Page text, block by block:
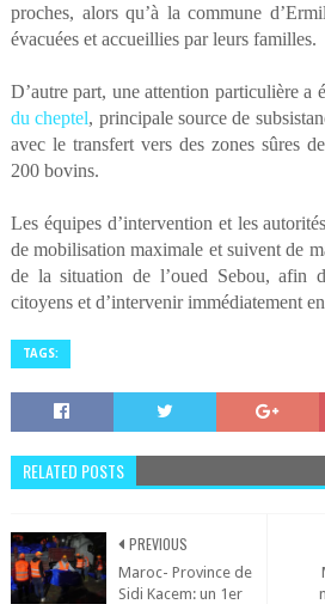
proches, alors qu’à la commune
évacuées et accueillies par leurs familles.
D’autre part, une attention particulière a
du cheptel, principale source de
avec le transfert vers des zones sûres
200 bovins.
Les équipes d’intervention et les
de mobilisation maximale et suivent de
de la situation de l’oued Sebou, afin
citoyens et d’intervenir immédiatement
TAGS:
RELATED POSTS
PREVIOUS
Maroc- Province de
Sidi Kacem: un 1er